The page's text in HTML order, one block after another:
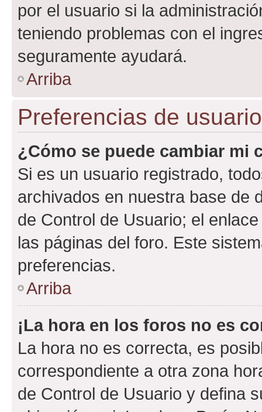
por el usuario si la
teniendo problemas con el
seguramente ayudará.
Arriba
Preferencias de
¿Cómo se puede cambiar mi
Si es un usuario registrado,
archivados en nuestra base de
de Control de Usuario; el
las páginas del foro. Este
preferencias.
Arriba
¡La hora en los foros no es
La hora no es correcta, es
correspondiente a otra zona
de Control de Usuario y defina